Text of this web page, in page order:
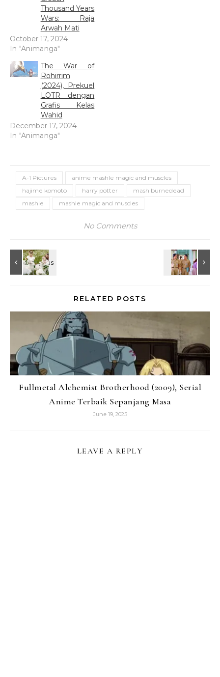
Thousand Years
Wars: Raja
Arwah Mati
October 17, 2024
In "Animanga"
The War of
Rohirrim
(2024), Prekuel
LOTR dengan
Grafis Kelas
Wahid
December 17, 2024
In "Animanga"
A-1 Pictures
anime mashle magic and muscles
hajime komoto
harry potter
mash burnedead
mashle
mashle magic and muscles
No Comments
RELATED POSTS
Fullmetal Alchemist Brotherhood (2009), Serial
Anime Terbaik Sepanjang Masa
June 19, 2025
LEAVE A REPLY